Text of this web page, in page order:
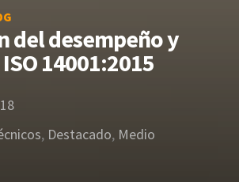
del desempeño y
14001:2015
, Destacado, Medio